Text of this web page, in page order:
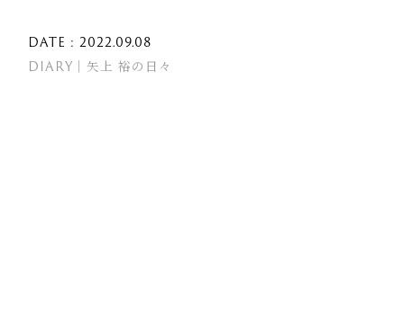
DATE : 2022.09.08
DIARY｜矢上 裕の日々